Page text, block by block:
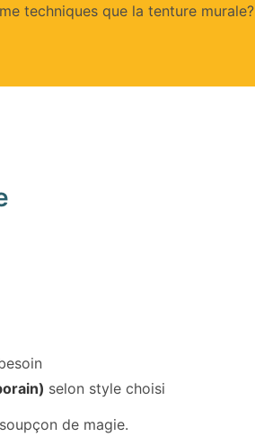
techniques que la tenture murale?
selon style choisi
de magie.